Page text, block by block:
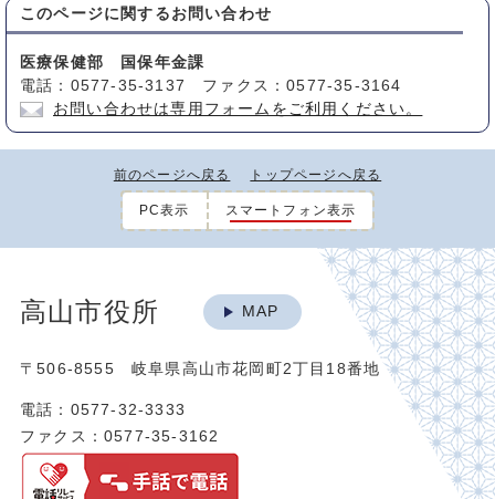
このページに関する お問い合わせ
医療保健部 国保年金課
電話：0577-35-3137 ファクス：0577-35-3164
お問い合わせは専用フォームをご利用ください。
前のページへ戻る トップページへ戻る
PC表示 スマートフォン表示
高山市役所 MAP
〒506-8555 岐阜県高山市花岡町2丁目18番地
電話：0577-32-3333
ファクス：0577-35-3162